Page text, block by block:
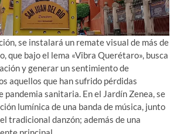
se instalará un remate visual de más de
que bajo el lema «Vibra Querétaro», busca
y generar un sentimiento de
aquellos que han sufrido pérdidas
pandemia sanitaria. En el Jardín Zenea, se
lumínica de una banda de música, junto
tradicional danzón; además de una